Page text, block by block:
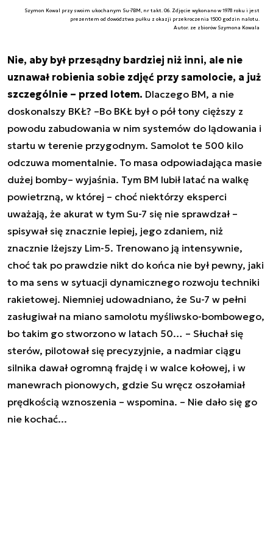
Szymon Kowal przy swoim ukochanym Su-7BM, nr takt. 06. Zdjęcie wykonano w 1978 roku i jest
prezentem od dowództwa pułku z okazji przekroczenia 1500 godzin nalotu.
Autor. ze zbiorów Szymona Kowala
Nie, aby był przesądny bardziej niż inni, ale nie
uznawał robienia sobie zdjęć przy samolocie, a już
szczególnie – przed lotem. Dlaczego BM, a nie
doskonalszy BKŁ? –Bo BKŁ był o pół tony cięższy z
powodu zabudowania w nim systemów do lądowania i
startu w terenie przygodnym. Samolot te 500 kilo
odczuwa momentalnie. To masa odpowiadająca masie
dużej bomby– wyjaśnia. Tym BM lubił latać na walkę
powietrzną, w której – choć niektórzy eksperci
uważają, że akurat w tym Su-7 się nie sprawdzał –
spisywał się znacznie lepiej, jego zdaniem, niż
znacznie lżejszy Lim-5. Trenowano ją intensywnie,
choć tak po prawdzie nikt do końca nie był pewny, jaki
to ma sens w sytuacji dynamicznego rozwoju techniki
rakietowej. Niemniej udowadniano, że Su-7 w pełni
zasługiwał na miano samolotu myśliwsko-bombowego,
bo takim go stworzono w latach 50… – Słuchał się
sterów, pilotował się precyzyjnie, a nadmiar ciągu
silnika dawał ogromną frajdę i w walce kołowej, i w
manewrach pionowych, gdzie Su wręcz oszołamiał
prędkością wznoszenia – wspomina. – Nie dało się go
nie kochać...